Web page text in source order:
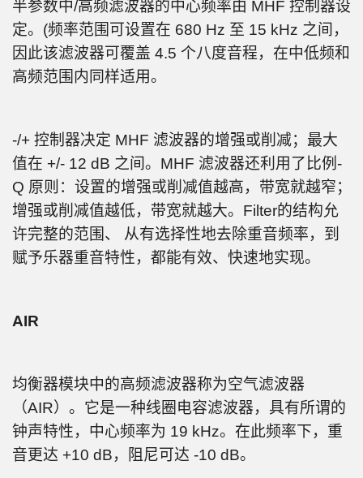
半参数中/高频滤波器的中心频率由 MHF 控制器设
定。(频率范围可设置在 680 Hz 至 15 kHz 之间，
因此该滤波器可覆盖 4.5 个八度音程，在中低频和
高频范围内同样适用。
-/+ 控制器决定 MHF 滤波器的增强或削减；最大
值在 +/- 12 dB 之间。MHF 滤波器还利用了比例-
Q 原则：设置的增强或削减值越高，带宽就越窄；
增强或削减值越低，带宽就越大。Filter的结构允
许完整的范围、 从有选择性地去除重音频率，到
赋予乐器重音特性，都能有效、快速地实现。
AIR
均衡器模块中的高频滤波器称为空气滤波器
（AIR）。它是一种线圈电容滤波器，具有所谓的
钟声特性，中心频率为 19 kHz。在此频率下，重
音更达 +10 dB，阻尼可达 -10 dB。